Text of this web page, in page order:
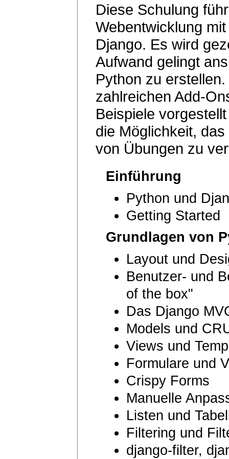
Diese Schulung
Webentwicklung
Django. Es wird
Aufwand gelingt
Python zu
zahlreichen Add-
Beispiele
die Möglichkeit,
von Übungen zu
Einführung
Python und
Getting Started
Grundlagen von
Layout und
Benutzer- und
of the box"
Das Django
Models und
Views und
Formulare und
Crispy Forms
Manuelle
Listen und
Filtering und
django-filter,